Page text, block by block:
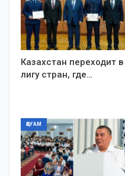
Казахстан переходит в
лигу стран, где…
ҚОҒАМ